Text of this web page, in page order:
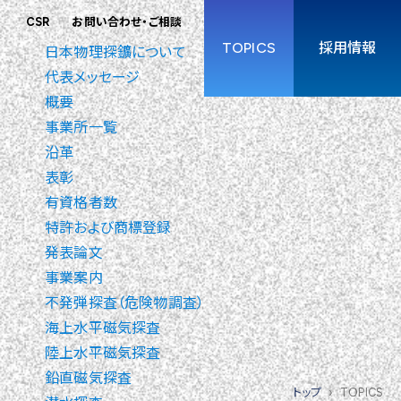
CSR お問い合わせ・ご相談
日本物理探鑛について
代表メッセージ
概要
事業所一覧
沿革
表彰
有資格者数
特許および商標登録
発表論文
事業案内
不発弾探査（危険物調査）
海上水平磁気探査
陸上水平磁気探査
鉛直磁気探査
TOPICS 採用情報
トップ TOPICS